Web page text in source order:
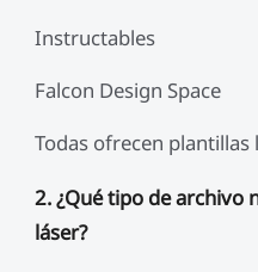
Instructables
Falcon Design Space
Todas ofrecen plantillas
2. ¿Qué tipo de archivo
láser?